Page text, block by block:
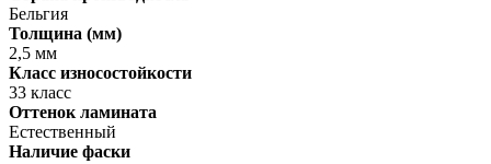
Бельгия
Толщина (мм)
2,5 мм
Класс износостойкости
33 класс
Оттенок ламината
Естественный
Наличие фаски